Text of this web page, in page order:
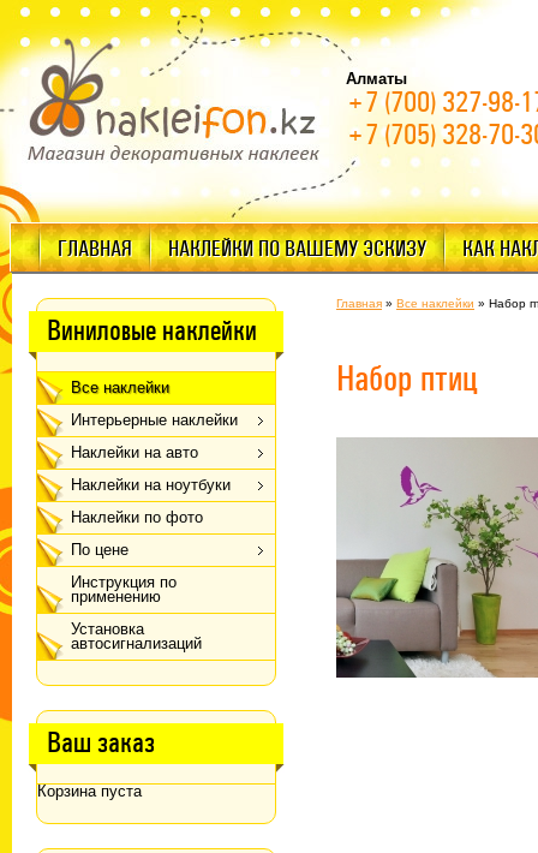
Алматы
+7 (700) 327-98-
+7 (705) 328-70-
ГЛАВНАЯ НАКЛЕЙКИ ПО ВАШЕМУ ЭСКИЗУ КАК
Виниловые наклейки
Все наклейки
Интерьерные наклейки
Наклейки на авто
Наклейки на ноутбуки
Наклейки по фото
По цене
Инструкция по
применению
Установка
автосигнализаций
Ваш заказ
Корзина пуста
Главная » Все наклейки » Набор
Набор птиц